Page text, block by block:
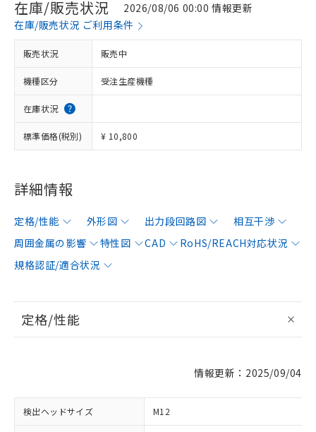
在庫/販売状況
2026/08/06 00:00 情報更新
在庫/販売状況 ご利用条件
販売状況 販売中
機種区分 受注生産機種
在庫状況
標準価格(税別) ¥ 10,800
詳細情報
定格/性能 外形図 出力段回路図
相互干渉
周囲金属の影響
特性図 CAD
RoHS/REACH対応状況
規格認証/適合状況
定格/性能
情報更新：2025/09/04
検出ヘッドサイズ M12